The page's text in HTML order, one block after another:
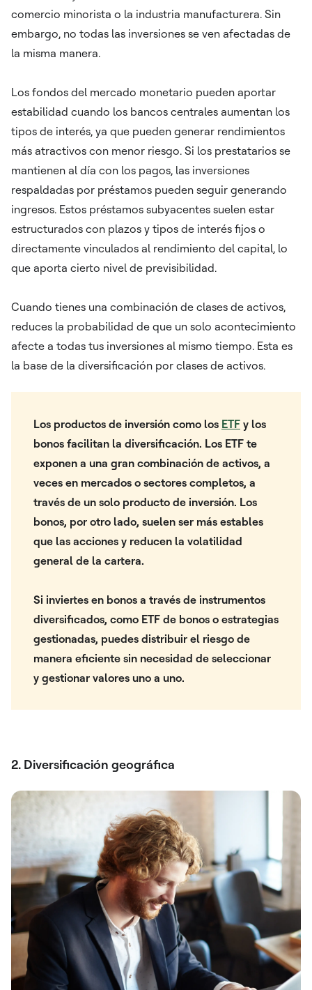
comercio minorista o la industria manufacturera. Sin
embargo, no todas las inversiones se ven afectadas de
la misma manera.
Los fondos del mercado monetario pueden aportar
estabilidad cuando los bancos centrales aumentan los
tipos de interés, ya que pueden generar rendimientos
más atractivos con menor riesgo. Si los prestatarios se
mantienen al día con los pagos, las inversiones
respaldadas por préstamos pueden seguir generando
ingresos. Estos préstamos subyacentes suelen estar
estructurados con plazos y tipos de interés fijos o
directamente vinculados al rendimiento del capital, lo
que aporta cierto nivel de previsibilidad.
Cuando tienes una combinación de clases de activos,
reduces la probabilidad de que un solo acontecimiento
afecte a todas tus inversiones al mismo tiempo. Esta es
la base de la diversificación por clases de activos.
Los productos de inversión como los ETF y los
bonos facilitan la diversificación. Los ETF te
exponen a una gran combinación de activos, a
veces en mercados o sectores completos, a
través de un solo producto de inversión. Los
bonos, por otro lado, suelen ser más estables
que las acciones y reducen la volatilidad
general de la cartera.
Si inviertes en bonos a través de instrumentos
diversificados, como ETF de bonos o estrategias
gestionadas, puedes distribuir el riesgo de
manera eficiente sin necesidad de seleccionar
y gestionar valores uno a uno.
2. Diversificación geográfica